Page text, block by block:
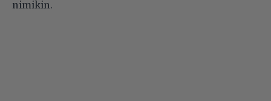
nimikin.